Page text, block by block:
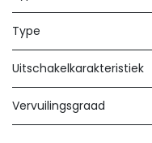
Type
Uitschakelkarakteristiek
Vervuilingsgraad